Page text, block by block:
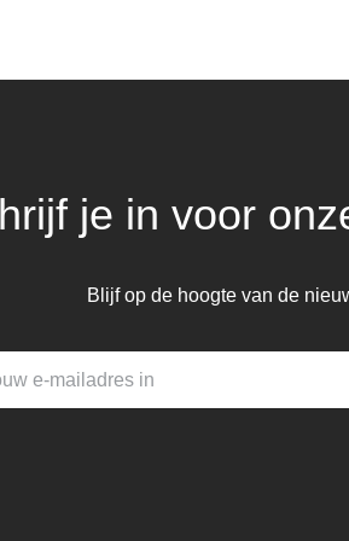
je in voor
Blijf op de hoogte van de